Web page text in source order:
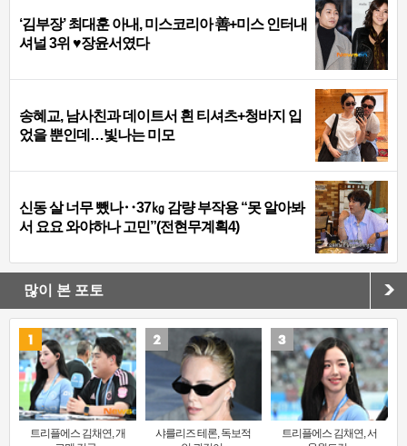
‘김부장’ 최대훈 아내, 미스코리아 善+미스 인터내
셔널 3위 ♥장윤서였다
송혜교, 남사친과 데이트서 흰 티셔츠+청바지 입
었을 뿐인데…빛나는 미모
신동 살 너무 뺐나‥37㎏ 감량 부작용 “못 알아봐
서 요요 와야하나 고민”(전현무계획4)
많이 본 포토
트리플에스 김채연, 개
샤를리즈 테론, 독보적
트리플에스 김채연, 서